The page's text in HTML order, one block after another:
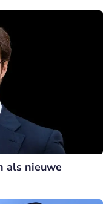
als nieuwe